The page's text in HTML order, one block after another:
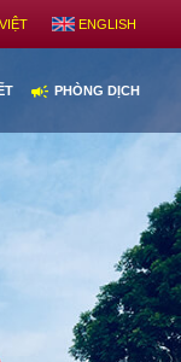
ENGLISH
campaign PHÒNG DỊCH